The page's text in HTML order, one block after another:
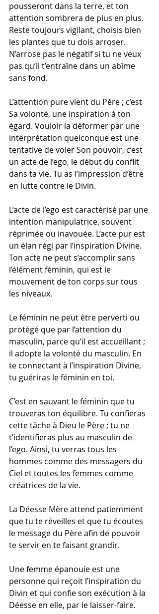
pousseront dans la terre, et ton
attention sombrera de plus en plus.
Reste toujours vigilant, choisis bien
les plantes que tu dois arroser.
N’arrose pas le négatif si tu ne veux
pas qu’il t’entraîne dans un abîme
sans fond.
L’attention pure vient du Père ; c’est
Sa volonté, une inspiration à ton
égard. Vouloir la déformer par une
interprétation quelconque est une
tentative de voler Son pouvoir, c’est
un acte de l’ego, le début du conflit
dans ta vie. Tu as l’impression d’être
en lutte contre le Divin.
L’acte de l’ego est caractérisé par une
intention manipulatrice, souvent
réprimée ou inavouée. L’acte pur est
un élan régi par l’inspiration Divine.
Ton acte ne peut s’accomplir sans
l’élément féminin, qui est le
mouvement de ton corps sur tous
les niveaux.
Le féminin ne peut être perverti ou
protégé que par l’attention du
masculin, parce qu’il est accueillant ;
il adopte la volonté du masculin. En
te connectant à l’inspiration Divine,
tu guériras le féminin en toi.
C’est en sauvant le féminin que tu
trouveras ton équilibre. Tu confieras
cette tâche à Dieu le Père ; tu ne
t’identifieras plus au masculin de
l’ego. Ainsi, tu verras tous les
hommes comme des messagers du
Ciel et toutes les femmes comme
créatrices de la vie.
La Déesse Mère attend patiemment
que tu te réveilles et que tu écoutes
le message du Père afin de pouvoir
te servir en te faisant grandir.
Une femme épanouie est une
personne qui reçoit l’inspiration du
Divin et qui confie son exécution à la
Déesse en elle, par le laisser-faire.